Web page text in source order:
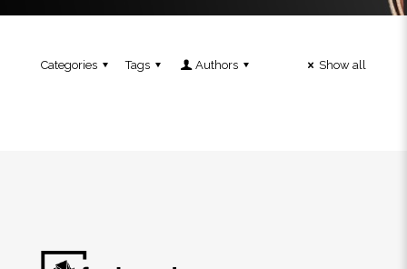
Categories Tags Authors Show all